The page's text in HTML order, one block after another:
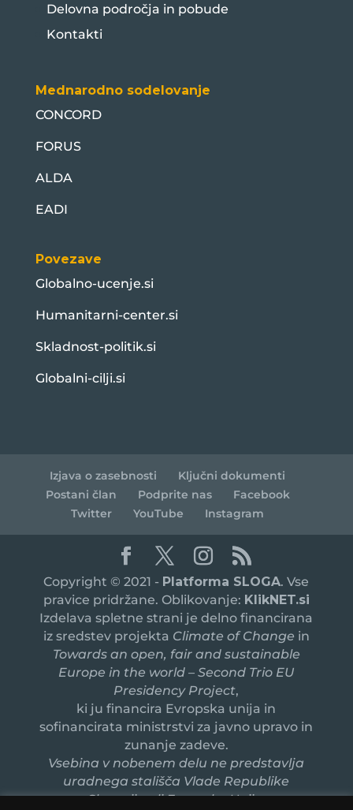
Delovna področja in pobude
Kontakti
Mednarodno sodelovanje
CONCORD
FORUS
ALDA
EADI
Povezave
Globalno-ucenje.si
Humanitarni-center.si
Skladnost-politik.si
Globalni-cilji.si
Izjava o zasebnosti
Ključni dokumenti
Postani član
Podprite nas
Facebook
Twitter
YouTube Instagram
Copyright © 2021 - Platforma SLOGA. Vse
pravice pridržane. Oblikovanje: KlikNET.si
Izdelava spletne strani je delno financirana
iz sredstev projekta Climate of Change in
Towards an open, fair and sustainable
Europe in the world – Second Trio EU
Presidency Project,
ki ju financira Evropska unija in
sofinancirata ministrstvi za javno upravo in
zunanje zadeve.
Vsebina v nobenem delu ne predstavlja
uradnega stališča Vlade Republike
Slovenije ali Evropske Unije.